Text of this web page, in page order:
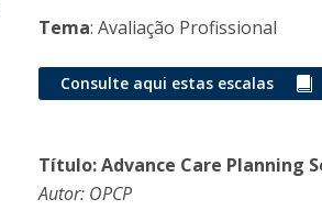
Tema: Avaliação Profissional
Consulte aqui estas escalas
Título: Advance Care Planning
Autor: OPCP